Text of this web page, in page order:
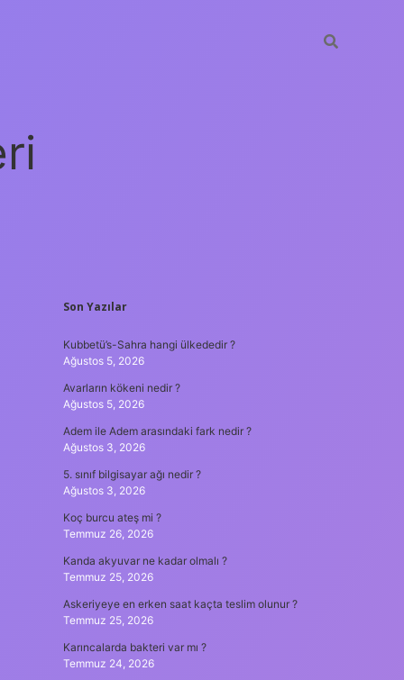
SIDEBAR
Son Yazılar
Kubbetü’s-Sahra hangi ülkededir ?
Ağustos 5, 2026
Avarların kökeni nedir ?
Ağustos 5, 2026
Adem ile Adem arasındaki fark nedir ?
Ağustos 3, 2026
5. sınıf bilgisayar ağı nedir ?
Ağustos 3, 2026
Koç burcu ateş mi ?
Temmuz 26, 2026
Kanda akyuvar ne kadar olmalı ?
Temmuz 25, 2026
Askeriyeye en erken saat kaçta teslim olunur ?
Temmuz 25, 2026
Karıncalarda bakteri var mı ?
Temmuz 24, 2026